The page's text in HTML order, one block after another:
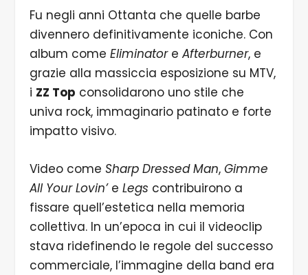
Fu negli anni Ottanta che quelle barbe
divennero definitivamente iconiche. Con
album come Eliminatore Afterburner, e
grazie alla massiccia esposizione su MTV,
i ZZ Top consolidarono uno stile che
univa rock, immaginario patinato e forte
impatto visivo.
Video come Sharp Dressed Man, Gimme
All Your Lovin’e Legs contribuirono a
fissare quell’estetica nella memoria
collettiva. In un’epoca in cui il videoclip
stava ridefinendo le regole del successo
commerciale, l’immagine della band era